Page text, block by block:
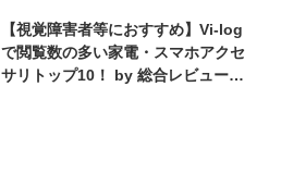
【視覚障害者等におすすめ】Vi-log
で閲覧数の多い家電・スマホアクセ
サリトップ10！ by 総合レビューサ